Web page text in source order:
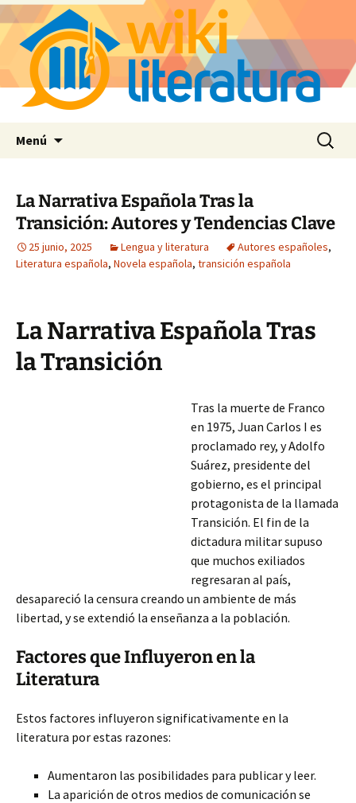
Menú Buscar:
La Narrativa Española Tras la
Transición: Autores y Tendencias Clave
25 junio, 2025 Lengua y literatura Autores españoles,
Literatura española, Novela española, transición española
La Narrativa Española Tras
la Transición
Tras la muerte de Franco
en 1975, Juan Carlos I es
proclamado rey, y Adolfo
Suárez, presidente del
gobierno, es el principal
protagonista de la llamada
Transición. El fin de la
dictadura militar supuso
que muchos exiliados
regresaran al país,
desapareció la censura creando un ambiente de más
libertad, y se extendió la enseñanza a la población.
Factores que Influyeron en la
Literatura
Estos factores influyeron significativamente en la
literatura porestas razones:
Aumentaron las posibilidades para publicar y leer.
La aparición de otros medios de comunicación se